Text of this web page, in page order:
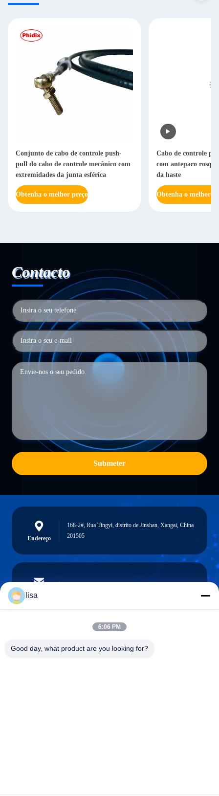
Conjunto de cabo de controle push-
pull do cabo de controle mecânico com
extremidades da junta esférica
Obtenha o melhor preço
Cabo de controle
com anteparo
da haste
Obtenha o melhor
Contacto
Submeter
Endereço
168-2#, Rua Tingyi, distrito de Jinshan, Xangai, China
201505
E-mail
Telefone
lisa
6:06 PM
Good day, what product are you looking for?